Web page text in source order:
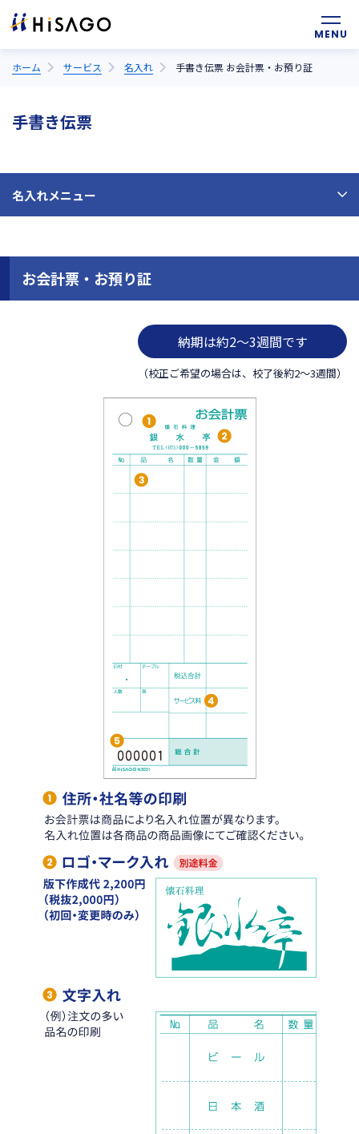
ホーム サービス 名入れ 手書き伝票 お会計票・お預り証
手書き伝票
名入れメニュー
お会計票・お預り証
納期は約2～3週間です
（校正ご希望の場合は、校了後約2～3週間）